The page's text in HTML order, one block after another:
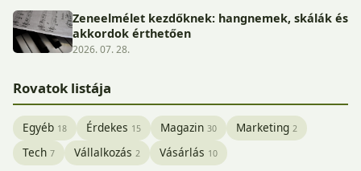
Zeneelmélet kezdőknek: hangnemek, skálák és
akkordok érthetően
2026. 07. 28.
Rovatok listája
Egyéb 18 Érdekes 15 Magazin 30 Marketing 2
Tech 7 Vállalkozás 2 Vásárlás 10